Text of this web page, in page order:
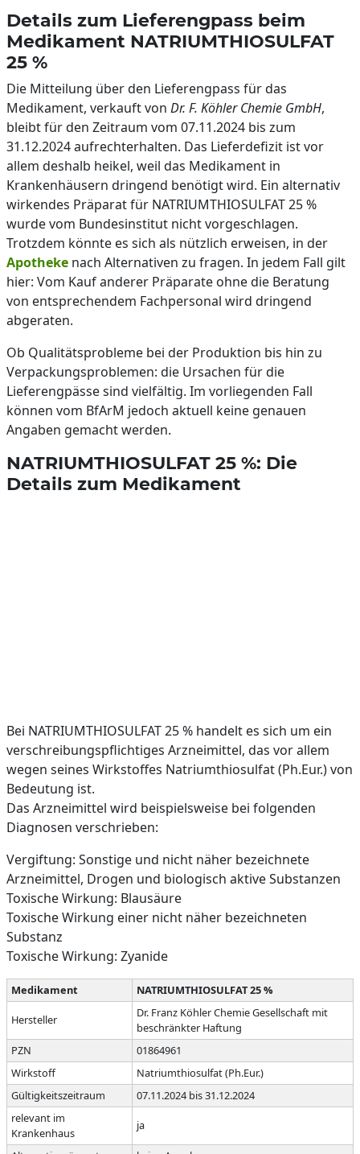
Details zum Lieferengpass beim
Medikament NATRIUMTHIOSULFAT
25 %
Die Mitteilung über den Lieferengpass für das
Medikament, verkauft von Dr. F. Köhler Chemie GmbH,
bleibt für den Zeitraum vom 07.11.2024 bis zum
31.12.2024 aufrechterhalten. Das Lieferdefizit ist vor
allem deshalb heikel, weil das Medikament in
Krankenhäusern dringend benötigt wird. Ein alternativ
wirkendes Präparat für NATRIUMTHIOSULFAT 25 %
wurde vom Bundesinstitut nicht vorgeschlagen.
Trotzdem könnte es sich als nützlich erweisen, in der
Apotheke nach Alternativen zu fragen. In jedem Fall gilt
hier: Vom Kauf anderer Präparate ohne die Beratung
von entsprechendem Fachpersonal wird dringend
abgeraten.
Ob Qualitätsprobleme bei der Produktion bis hin zu
Verpackungsproblemen: die Ursachen für die
Lieferengpässe sind vielfältig. Im vorliegenden Fall
können vom BfArM jedoch aktuell keine genauen
Angaben gemacht werden.
NATRIUMTHIOSULFAT 25 %: Die
Details zum Medikament
Bei NATRIUMTHIOSULFAT 25 % handelt es sich um ein
verschreibungspflichtiges Arzneimittel, das vor allem
wegen seines Wirkstoffes Natriumthiosulfat (Ph.Eur.) von
Bedeutung ist.
Das Arzneimittel wird beispielsweise bei folgenden
Diagnosen verschrieben:
Vergiftung: Sonstige und nicht näher bezeichnete
Arzneimittel, Drogen und biologisch aktive Substanzen
Toxische Wirkung: Blausäure
Toxische Wirkung einer nicht näher bezeichneten
Substanz
Toxische Wirkung: Zyanide
Medikament NATRIUMTHIOSULFAT 25 %
Hersteller
Dr. Franz Köhler Chemie Gesellschaft mit
beschränkter Haftung
PZN
01864961
Wirkstoff
Natriumthiosulfat (Ph.Eur.)
Gültigkeitszeitraum
07.11.2024 bis 31.12.2024
relevant im
Krankenhaus
ja